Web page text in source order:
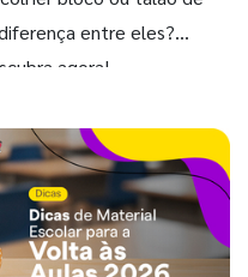
entre eles?
agora!